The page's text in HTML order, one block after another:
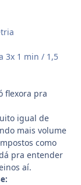
3x 1 min / 1,5
flexora pra
igual de
mais volume
como
pra entender
aí.